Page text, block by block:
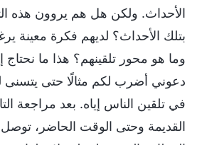
الأحداث. ولكن هل هم يروون هذه
بتلك الأحداث؟ لديهم فكرة معينة
وما هو محور تلقينهم؟ هذا ما
دعوني أضرب لكم مثالًا حتى يتسنى
في تلقين الناس إياه. بعد مراجعة
القديمة وحتى الوقت الحاضر، توصل